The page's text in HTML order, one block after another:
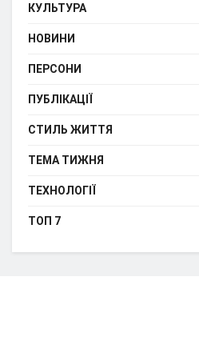
КУЛЬТУРА
НОВИНИ
ПЕРСОНИ
ПУБЛІКАЦІЇ
СТИЛЬ ЖИТТЯ
ТЕМА ТИЖНЯ
ТЕХНОЛОГІЇ
ТОП 7